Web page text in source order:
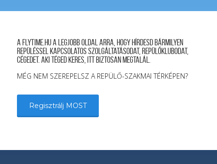
A FLYTIME.HU a legjobb oldal arra, hogy hírdesd bármilyen
repüléssel kapcsolatos szolgáltatásodat, repülőklubodat,
cégedet. Aki téged keres, itt biztosan megtalál.
MÉG NEM SZEREPELSZ A REPÜLŐ-SZAKMAI TÉRKÉPEN?
Regisztrálj MOST